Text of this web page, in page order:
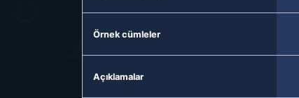
Örnek cümleler
Açıklamalar